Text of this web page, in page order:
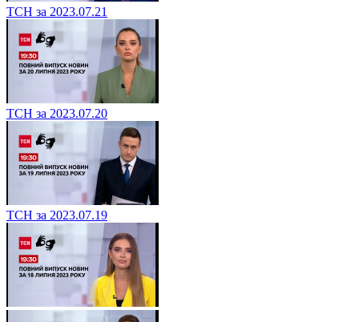
ТСН за 2023.07.21
ТСН за 2023.07.20
ТСН за 2023.07.19